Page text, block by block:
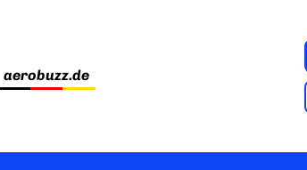
aerobuzz.de